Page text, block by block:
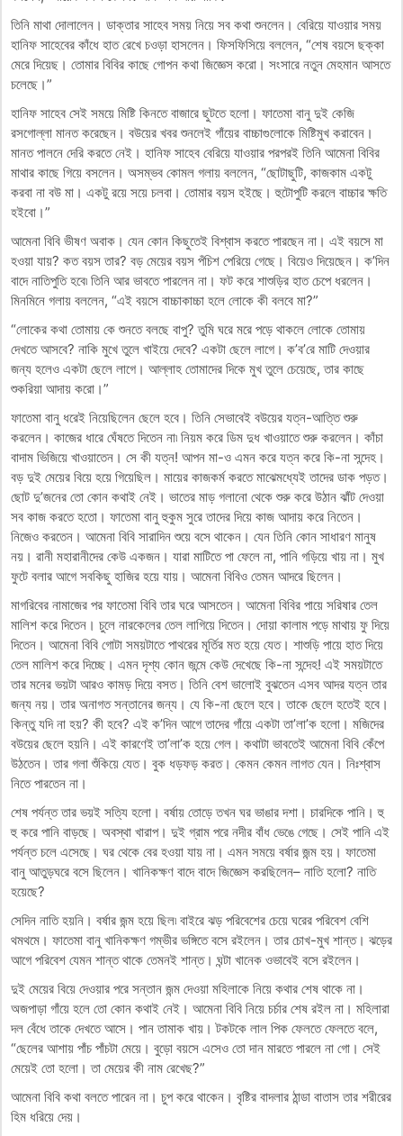
তিনি মাথা দোলালেন। ডাক্তার সাহেব সময় নিয়ে সব কথা শুনলেন। বেরিয়ে যাওয়ার সময়
হানিফ সাহেবের কাঁধে হাত রেখে চওড়া হাসলেন। ফিসফিসিয়ে বললেন, “শেষ বয়সে ছক্কা
মেরে দিয়েছ। তোমার বিবির কাছে গোপন কথা জিজ্ঞেস করো। সংসারে নতুন মেহমান আসতে
চলেছে।”
হানিফ সাহেব সেই সময়ে মিষ্টি কিনতে বাজারে ছুটতে হলো। ফাতেমা বানু দুই কেজি
রসগোল্লা মানত করেছেন। বউয়ের খবর শুনলেই গাঁয়ের বাচ্চাগুলোকে মিষ্টিমুখ করাবেন।
মানত পালনে দেরি করতে নেই। হানিফ সাহেব বেরিয়ে যাওয়ার পরপরই তিনি আমেনা বিবির
মাথার কাছে গিয়ে বসলেন। অসম্ভব কোমল গলায় বললেন, “ছোটাছুটি, কাজকাম একটু
করবা না বউ মা। একটু রয়ে সয়ে চলবা। তোমার বয়স হইছে। হুটোপুটি করলে বাচ্চার ক্ষতি
হইবো।”
আমেনা বিবি ভীষণ অবাক। যেন কোন কিছুতেই বিশ্বাস করতে পারছেন না। এই বয়সে মা
হওয়া যায়? কত বয়স তার? বড় মেয়ের বয়স পঁচিশ পেরিয়ে গেছে। বিয়েও দিয়েছেন। ক’দিন
বাদে নাতিপুতি হবে৷ তিনি আর ভাবতে পারলেন না। ফট করে শাশুড়ির হাত চেপে ধরলেন।
মিনমিনে গলায় বললেন, “এই বয়সে বাচ্চাকাচ্চা হলে লোকে কী বলবে মা?”
“লোকের কথা তোমায় কে শুনতে বলছে বাপু? তুমি ঘরে মরে পড়ে থাকলে লোকে তোমায়
দেখতে আসবে? নাকি মুখে তুলে খাইয়ে দেবে? একটা ছেলে লাগে। ক’ব’রে মাটি দেওয়ার
জন্য হলেও একটা ছেলে লাগে। আল্লাহ তোমাদের দিকে মুখ তুলে চেয়েছে, তার কাছে
শুকরিয়া আদায় করো।”
ফাতেমা বানু ধরেই নিয়েছিলেন ছেলে হবে। তিনি সেভাবেই বউয়ের যত্ন-আত্তি শুরু
করলেন। কাজের ধারে ঘেঁষতে দিতেন না৷ নিয়ম করে ডিম দুধ খাওয়াতে শুরু করলেন। কাঁচা
বাদাম ভিজিয়ে খাওয়াতেন। সে কী যত্ন! আপন মা-ও এমন করে যত্ন করে কি-না সন্দেহ।
বড় দুই মেয়ের বিয়ে হয়ে গিয়েছিল। মায়ের কাজকর্ম করতে মাঝেমধ্যেই তাদের ডাক পড়ত।
ছোট দু’জনের তো কোন কথাই নেই। ভাতের মাড় গলানো থেকে শুরু করে উঠান ঝাঁট দেওয়া
সব কাজ করতে হতো। ফাতেমা বানু হুকুম সুরে তাদের দিয়ে কাজ আদায় করে নিতেন।
নিজেও করতেন। আমেনা বিবি সারাদিন শুয়ে বসে থাকেন। যেন তিনি কোন সাধারণ মানুষ
নয়। রানী মহারানীদের কেউ একজন। যারা মাটিতে পা ফেলে না, পানি গড়িয়ে খায় না। মুখ
ফুটে বলার আগে সবকিছু হাজির হয়ে যায়। আমেনা বিবিও তেমন আদরে ছিলেন।
মাগরিবের নামাজের পর ফাতেমা বিবি তার ঘরে আসতেন। আমেনা বিবির পায়ে সরিষার তেল
মালিশ করে দিতেন। চুলে নারকেলের তেল লাগিয়ে দিতেন। দোয়া কালাম পড়ে মাথায় ফু দিয়ে
দিতেন। আমেনা বিবি গোটা সময়টাতে পাথরের মূর্তির মত হয়ে যেত। শাশুড়ি পায়ে হাত দিয়ে
তেল মালিশ করে দিচ্ছে। এমন দৃশ্য কোন জন্মে কেউ দেখেছে কি-না সন্দেহ! এই সময়টাতে
তার মনের ভয়টা আরও কামড় দিয়ে বসত। তিনি বেশ ভালোই বুঝতেন এসব আদর যত্ন তার
জন্য নয়। তার অনাগত সন্তানের জন্য। যে কি-না ছেলে হবে। তাকে ছেলে হতেই হবে।
কিন্তু যদি না হয়? কী হবে? এই ক’দিন আগে তাদের গাঁয়ে একটা তা’লা’ক হলো। মজিদের
বউয়ের ছেলে হয়নি। এই কারণেই তা’লা’ক হয়ে গেল। কথাটা ভাবতেই আমেনা বিবি কেঁপে
উঠতেন। তার গলা শুঁকিয়ে যেত। বুক ধড়ফড় করত। কেমন কেমন লাগত যেন। নিঃশ্বাস
নিতে পারতেন না।
শেষ পর্যন্ত তার ভয়ই সত্যি হলো। বর্ষায় তোড়ে তখন ঘর ভাঙার দশা। চারদিকে পানি। হু
হু করে পানি বাড়ছে। অবস্থা খারাপ। দুই গ্রাম পরে নদীর বাঁধ ভেঙে গেছে। সেই পানি এই
পর্যন্ত চলে এসেছে। ঘর থেকে বের হওয়া যায় না। এমন সময়ে বর্ষার জন্ম হয়। ফাতেমা
বানু আতুড়ঘরে বসে ছিলেন। খানিকক্ষণ বাদে বাদে জিজ্ঞেস করছিলেন– নাতি হলো? নাতি
হয়েছে?
সেদিন নাতি হয়নি। বর্ষার জন্ম হয়ে ছিল৷ বাইরে ঝড় পরিবেশের চেয়ে ঘরের পরিবেশ বেশি
থমথমে। ফাতেমা বানু খানিকক্ষণ গম্ভীর ভঙ্গিতে বসে রইলেন। তার চোখ-মুখ শান্ত। ঝড়ের
আগে পরিবেশ যেমন শান্ত থাকে তেমনই শান্ত। ঘন্টা খানেক ওভাবেই বসে রইলেন।
দুই মেয়ের বিয়ে দেওয়ার পরে সন্তান জন্ম দেওয়া মহিলাকে নিয়ে কথার শেষ থাকে না।
অজপাড়া গাঁয়ে হলে তো কোন কথাই নেই। আমেনা বিবি নিয়ে চর্চার শেষ রইল না। মহিলারা
দল বেঁধে তাকে দেখতে আসে। পান তামাক খায়। টকটকে লাল পিক ফেলতে ফেলতে বলে,
“ছেলের আশায় পাঁচ পাঁচটা মেয়ে। বুড়ো বয়সে এসেও তো দান মারতে পারলে না গো। সেই
মেয়েই তো হলো। তা মেয়ের কী নাম রেখেছ?”
আমেনা বিবি কথা বলতে পারেন না। চুপ করে থাকেন। বৃষ্টির বাদলার ঠান্ডা বাতাস তার শরীরের
হিম ধরিয়ে দেয়।